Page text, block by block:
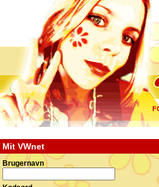
Mit VWnet
Brugernavn